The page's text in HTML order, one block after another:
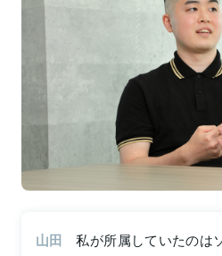
山田
私が所属していたのは